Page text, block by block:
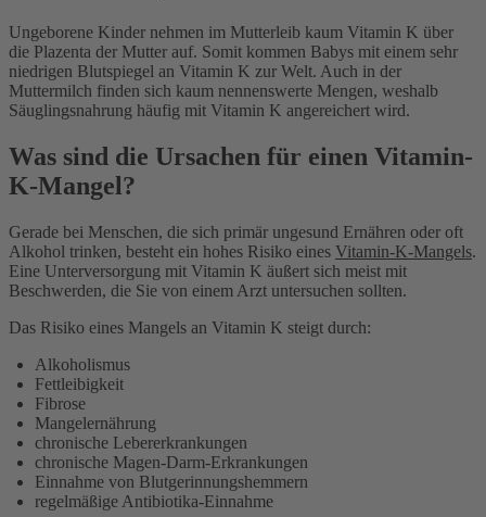
Ungeborene Kinder nehmen im Mutterleib kaum Vitamin K über
die Plazenta der Mutter auf. Somit kommen Babys mit einem sehr
niedrigen Blutspiegel an Vitamin K zur Welt. Auch in der
Muttermilch finden sich kaum nennenswerte Mengen, weshalb
Säuglingsnahrung häufig mit Vitamin K angereichert wird.
Was sind die Ursachen für einen Vitamin-
K-Mangel?
Gerade bei Menschen, die sich primär ungesund Ernähren oder oft
Alkohol trinken, besteht ein hohes Risiko eines Vitamin-K-Mangels.
Eine Unterversorgung mit Vitamin K äußert sich meist mit
Beschwerden, die Sie von einem Arzt untersuchen sollten.
Das Risiko eines Mangels an Vitamin K steigt durch:
Alkoholismus
Fettleibigkeit
Fibrose
Mangelernährung
chronische Lebererkrankungen
chronische Magen-Darm-Erkrankungen
Einnahme von Blutgerinnungshemmern
regelmäßige Antibiotika-Einnahme